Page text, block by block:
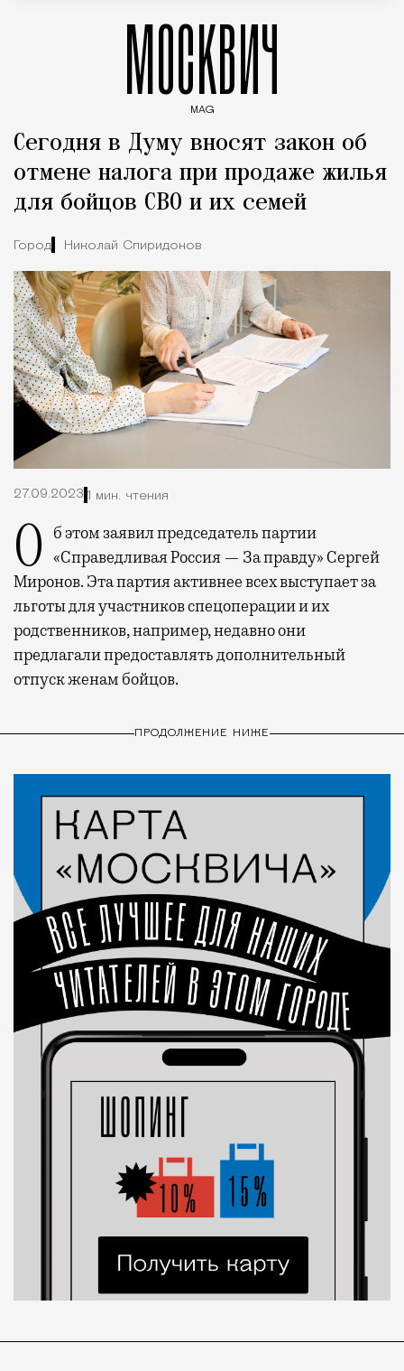
МОСКВИЧ
MAG
Сегодня в Думу вносят закон об
отмене налога при продаже жилья
для бойцов СВО и их семей
Город Николай Спиридонов
27.09.2023 1 мин. чтения
Об этом заявил председатель партии «Справедливая Россия — За правду» Сергей
Миронов. Эта партия активнее всех выступает за
льготы для участников спецоперации и их
родственников, например, недавно они
предлагали предоставлять дополнительный
отпуск женам бойцов.
ПРОДОЛЖЕНИЕ НИЖЕ